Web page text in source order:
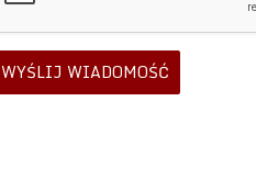
WYŚLIJ WIADOMOŚĆ